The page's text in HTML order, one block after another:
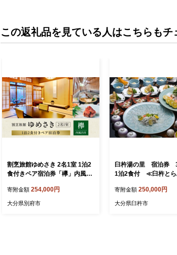
この返礼品を見ている人はこちらもチ
割烹旅館ゆめさき 2名1室 1泊2
食付きペア宿泊券「欅」内風呂
寄附金額 254,000円
大分県別府市
臼杵湯の里 宿泊券
1泊2食付 ≪臼杵とら
寄附金額 250,000円
大分県臼杵市